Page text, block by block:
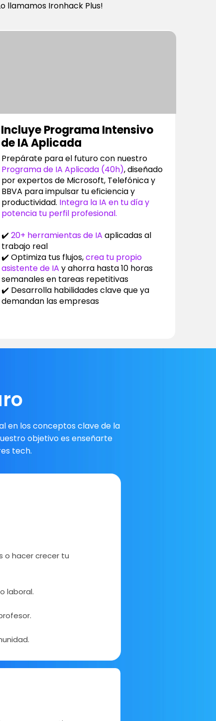
llamamos Ironhack Plus!
Incluye Programa Intensivo
de IA Aplicada
Prepárate para el futuro con nuestro
Programa de IA Aplicada (40h), diseñado
por expertos de Microsoft, Telefónica y
BBVA para impulsar tu eficiencia y
productividad. Integra la IA en tu día y
potencia tu perfil profesional.
✔️ 20+ herramientas de IA aplicadas al
trabajo real
✔️ Optimiza tus flujos,crea tu propio
asistente de IA y ahorra hasta 10 horas
semanales en tareas repetitivas
✔️ Desarrolla habilidades clave que ya
demandan las empresas
en los conceptos clave de la
objetivo es enseñarte
tech.
o hacer crecer tu
laboral.